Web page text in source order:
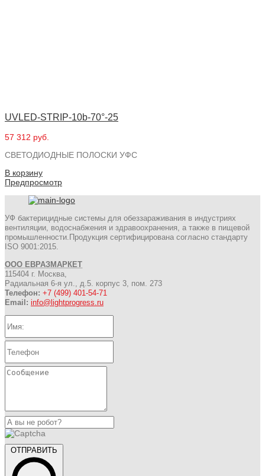
UVLED-STRIP-10b-70°-25
57 312 руб.
СВЕТОДИОДНЫЕ ПОЛОСКИ УФС
В корзину
Предпросмотр
УФ бактерицидные системы для обеззараживания в индустриях
вентиляции, водоснабжения и здравоохранения, а также в пищевой
промышленности.Продукция сертифицирована согласно стандарту
ISO 9001:2015.
ООО ЕВРАЗМАРКЕТ
115404 г. Москва,
Радиальная 6-я ул., д.5. корпус 3, пом. 273
Телефон: +7 (499) 401-54-71
Email: info@lightprogress.ru
ОТПРАВИТЬ